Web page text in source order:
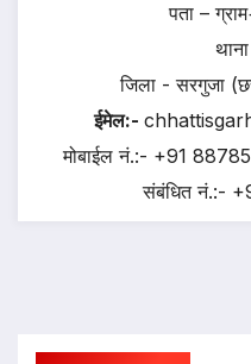
पता –
जिला - सरगुजा
ईमेल:-
मोबाईल नं.:- +91
संबंधित नं.:-